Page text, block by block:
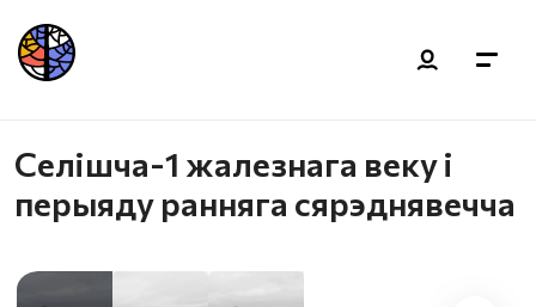
Селішча-1 жалезнага веку і
перыяду ранняга сярэднявечча